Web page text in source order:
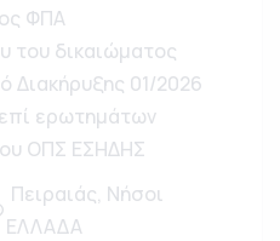
ΦΠΑ
του δικαιώματος
Διακήρυξης 01/2026
ερωτημάτων
ΟΠΣ ΕΣΗΔΗΣ
Πειραιάς, Νήσοι
ΕΛΛΑΔΑ